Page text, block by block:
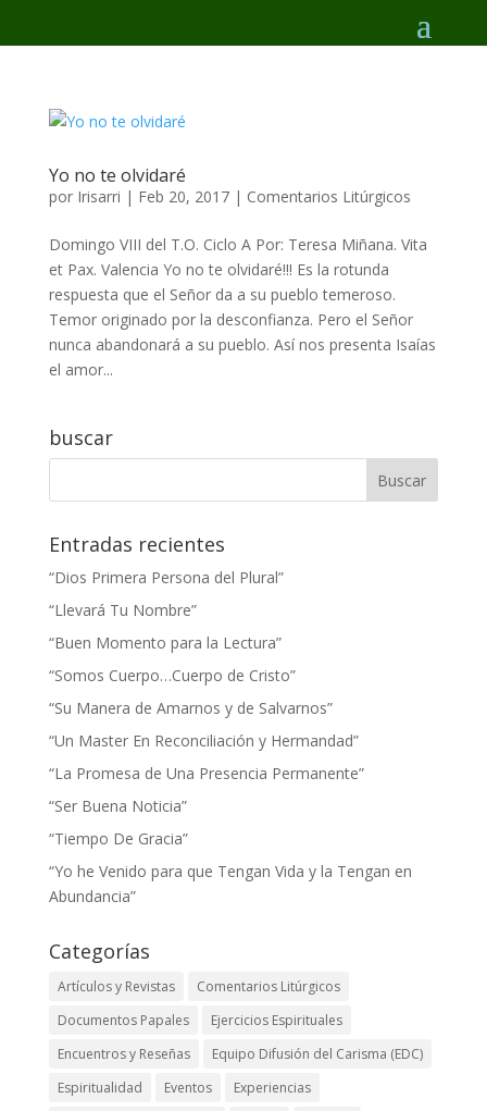
Yo no te olvidaré
por Irisarri | Feb 20, 2017| Comentarios Litúrgicos
Domingo VIII del T.O. Ciclo A Por: Teresa Miñana. Vita
et Pax. Valencia Yo no te olvidaré!!! Es la rotunda
respuesta que el Señor da a su pueblo temeroso.
Temor originado por la desconfianza. Pero el Señor
nunca abandonará a su pueblo. Así nos presenta Isaías
el amor...
buscar
Entradas recientes
“Dios Primera Persona del Plural”
“Llevará Tu Nombre”
“Buen Momento para la Lectura”
“Somos Cuerpo…Cuerpo de Cristo”
“Su Manera de Amarnos y de Salvarnos”
“Un Master En Reconciliación y Hermandad”
“La Promesa de Una Presencia Permanente”
“Ser Buena Noticia”
“Tiempo De Gracia”
“Yo he Venido para que Tengan Vida y la Tengan en
Abundancia”
Categorías
Artículos y Revistas
Comentarios Litúrgicos
Documentos Papales
Ejercicios Espirituales
Encuentros y Reseñas
Equipo Difusión del Carisma (EDC)
Espiritualidad
Eventos
Experiencias